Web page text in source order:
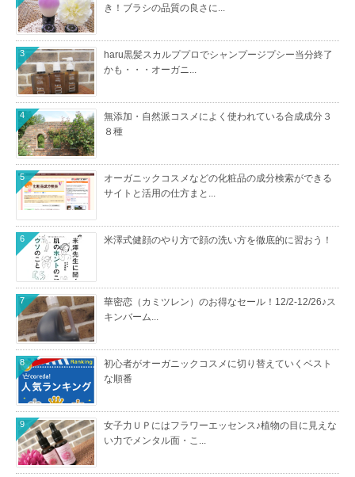
き！ブラシの品質の良さに...
haru黒髪スカルププロでシャンプージプシー当分終了
かも・・・オーガニ...
3
無添加・自然派コスメによく使われている合成成分３
８種
4
オーガニックコスメなどの化粧品の成分検索ができる
サイトと活用の仕方まと...
5
米澤式健顔のやり方で顔の洗い方を徹底的に習おう！
6
華密恋（カミツレン）のお得なセール！12/2-12/26♪ス
キンバーム...
7
初心者がオーガニックコスメに切り替えていくベスト
な順番
8
女子力ＵＰにはフラワーエッセンス♪植物の目に見えな
い力でメンタル面・こ...
9